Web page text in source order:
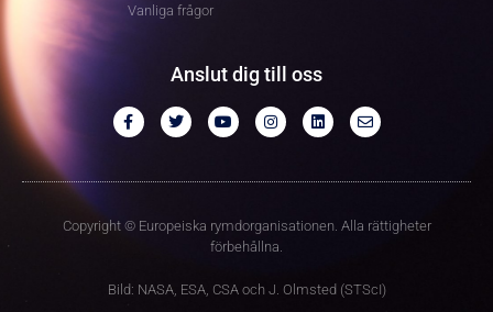
Vanliga frågor
Anslut dig till oss
Copyright © Europeiska rymdorganisationen. Alla rättigheter
förbehållna.
Bild: NASA, ESA, CSA och J. Olmsted (STScI)